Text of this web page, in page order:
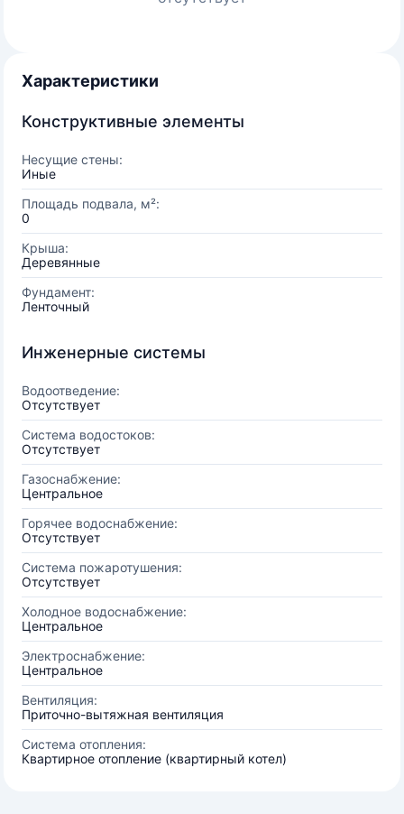
Характеристики
Конструктивные элементы
Несущие стены:
Иные
Площадь подвала, м²:
0
Крыша:
Деревянные
Фундамент:
Ленточный
Инженерные системы
Водоотведение:
Отсутствует
Система водостоков:
Отсутствует
Газоснабжение:
Центральное
Горячее водоснабжение:
Отсутствует
Система пожаротушения:
Отсутствует
Холодное водоснабжение:
Центральное
Электроснабжение:
Центральное
Вентиляция:
Приточно-вытяжная вентиляция
Система отопления:
Квартирное отопление (квартирный котел)